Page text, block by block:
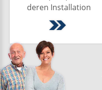
deren Installation